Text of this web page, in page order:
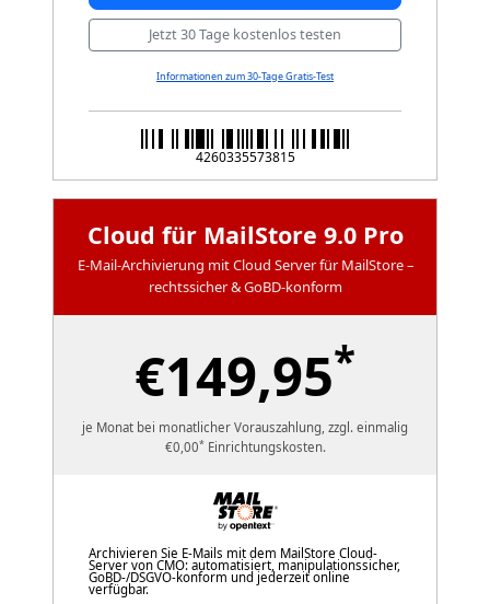
Jetzt 30 Tage kostenlos testen
Informationen zum 30-Tage Gratis-Test
4260335573815
Cloud für MailStore 9.0 Pro
E-Mail-Archivierung mit Cloud Server für MailStore –
rechtssicher & GoBD-konform
€149,95*
je Monat bei monatlicher Vorauszahlung, zzgl. einmalig
€0,00*Einrichtungskosten.
Archivieren Sie E-Mails mit dem MailStore Cloud-
Server von CMO: automatisiert, manipulationssicher,
GoBD-/DSGVO-konform und jederzeit online
verfügbar.